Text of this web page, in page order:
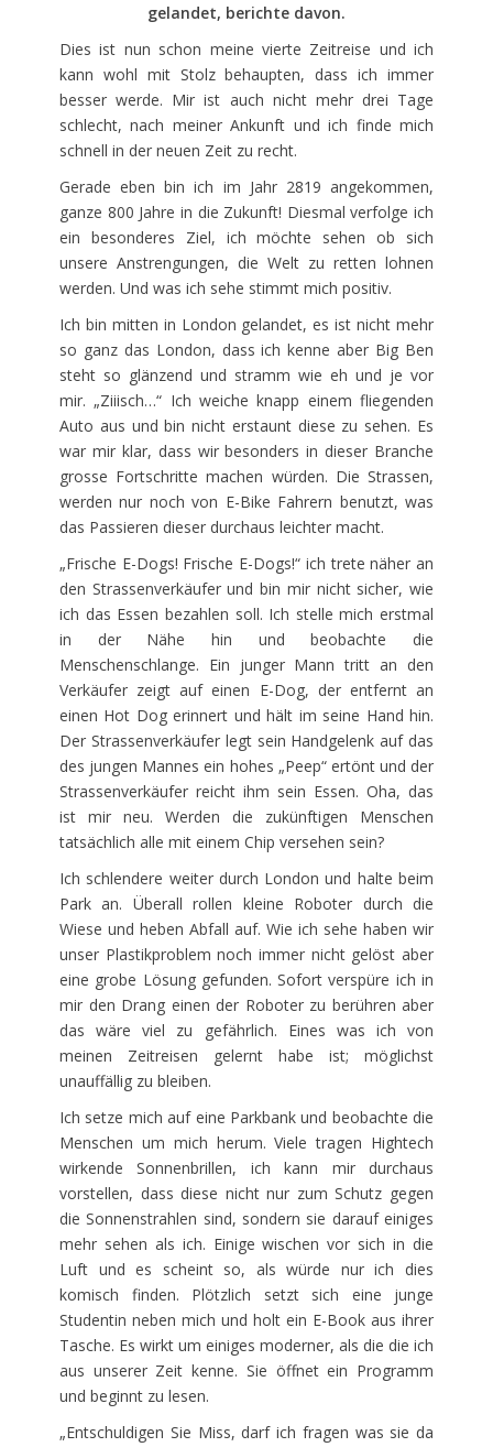
gelandet, berichte davon.
Dies ist nun schon meine vierte Zeitreise und ich
kann wohl mit Stolz behaupten, dass ich immer
besser werde. Mir ist auch nicht mehr drei Tage
schlecht, nach meiner Ankunft und ich finde mich
schnell in der neuen Zeit zu recht.
Gerade eben bin ich im Jahr 2819 angekommen,
ganze 800 Jahre in die Zukunft! Diesmal verfolge ich
ein besonderes Ziel, ich möchte sehen ob sich
unsere Anstrengungen, die Welt zu retten lohnen
werden. Und was ich sehe stimmt mich positiv.
Ich bin mitten in London gelandet, es ist nicht mehr
so ganz das London, dass ich kenne aber Big Ben
steht so glänzend und stramm wie eh und je vor
mir. „Ziiisch…“ Ich weiche knapp einem fliegenden
Auto aus und bin nicht erstaunt diese zu sehen. Es
war mir klar, dass wir besonders in dieser Branche
grosse Fortschritte machen würden. Die Strassen,
werden nur noch von E-Bike Fahrern benutzt, was
das Passieren dieser durchaus leichter macht.
„Frische E-Dogs! Frische E-Dogs!“ ich trete näher an
den Strassenverkäufer und bin mir nicht sicher, wie
ich das Essen bezahlen soll. Ich stelle mich erstmal
in der Nähe hin und beobachte die
Menschenschlange. Ein junger Mann tritt an den
Verkäufer zeigt auf einen E-Dog, der entfernt an
einen Hot Dog erinnert und hält im seine Hand hin.
Der Strassenverkäufer legt sein Handgelenk auf das
des jungen Mannes ein hohes „Peep“ ertönt und der
Strassenverkäufer reicht ihm sein Essen. Oha, das
ist mir neu. Werden die zukünftigen Menschen
tatsächlich alle mit einem Chip versehen sein?
Ich schlendere weiter durch London und halte beim
Park an. Überall rollen kleine Roboter durch die
Wiese und heben Abfall auf. Wie ich sehe haben wir
unser Plastikproblem noch immer nicht gelöst aber
eine grobe Lösung gefunden. Sofort verspüre ich in
mir den Drang einen der Roboter zu berühren aber
das wäre viel zu gefährlich. Eines was ich von
meinen Zeitreisen gelernt habe ist; möglichst
unauffällig zu bleiben.
Ich setze mich auf eine Parkbank und beobachte die
Menschen um mich herum. Viele tragen Hightech
wirkende Sonnenbrillen, ich kann mir durchaus
vorstellen, dass diese nicht nur zum Schutz gegen
die Sonnenstrahlen sind, sondern sie darauf einiges
mehr sehen als ich. Einige wischen vor sich in die
Luft und es scheint so, als würde nur ich dies
komisch finden. Plötzlich setzt sich eine junge
Studentin neben mich und holt ein E-Book aus ihrer
Tasche. Es wirkt um einiges moderner, als die die ich
aus unserer Zeit kenne. Sie öffnet ein Programm
und beginnt zu lesen.
„Entschuldigen Sie Miss, darf ich fragen was sie da